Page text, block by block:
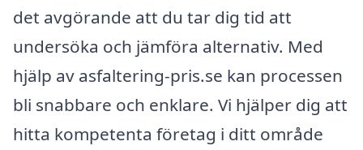
det avgörande att du tar dig tid att
undersöka och jämföra alternativ. Med
hjälp av asfaltering-pris.se kan processen
bli snabbare och enklare. Vi hjälper dig att
hitta kompetenta företag i ditt område